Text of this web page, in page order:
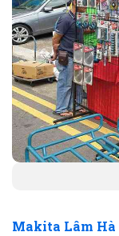
Makita Lâm Hà